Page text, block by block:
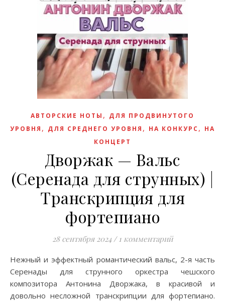
АВТОРСКИЕ НОТЫ , ДЛЯ ПРОДВИНУТОГО
УРОВНЯ , ДЛЯ СРЕДНЕГО УРОВНЯ , НА КОНКУРС , НА
КОНЦЕРТ
Дворжак — Вальс
(Серенада для струнных) |
Транскрипция для
фортепиано
28 сентября 2024 / 1 комментарий
Нежный и эффектный романтический вальс, 2-я часть
Серенады для струнного оркестра чешского
композитора Антонина Дворжака, в красивой и
довольно несложной транскрипции для фортепиано.